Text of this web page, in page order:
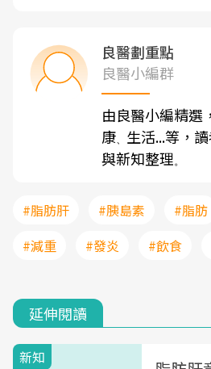
良醫劃重點
良醫小編群
由良醫小編精選
康 生活...等，
與新知整理 。
#脂肪肝 #胰島素 #脂肪
#減重
#發炎 #飲食
延伸閱讀
新知